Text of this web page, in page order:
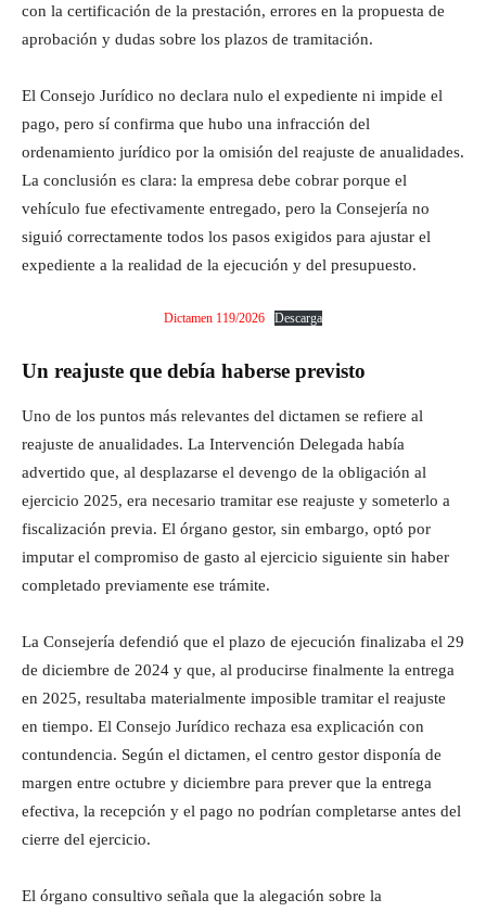
con la certificación de la prestación, errores en la propuesta de
aprobación y dudas sobre los plazos de tramitación.
El Consejo Jurídico no declara nulo el expediente ni impide el
pago, pero sí confirma que hubo una infracción del
ordenamiento jurídico por la omisión del reajuste de anualidades.
La conclusión es clara: la empresa debe cobrar porque el
vehículo fue efectivamente entregado, pero la Consejería no
siguió correctamente todos los pasos exigidos para ajustar el
expediente a la realidad de la ejecución y del presupuesto.
Dictamen 119/2026 Descarga
Un reajuste que debía haberse previsto
Uno de los puntos más relevantes del dictamen se refiere al
reajuste de anualidades. La Intervención Delegada había
advertido que, al desplazarse el devengo de la obligación al
ejercicio 2025, era necesario tramitar ese reajuste y someterlo a
fiscalización previa. El órgano gestor, sin embargo, optó por
imputar el compromiso de gasto al ejercicio siguiente sin haber
completado previamente ese trámite.
La Consejería defendió que el plazo de ejecución finalizaba el 29
de diciembre de 2024 y que, al producirse finalmente la entrega
en 2025, resultaba materialmente imposible tramitar el reajuste
en tiempo. El Consejo Jurídico rechaza esa explicación con
contundencia. Según el dictamen, el centro gestor disponía de
margen entre octubre y diciembre para prever que la entrega
efectiva, la recepción y el pago no podrían completarse antes del
cierre del ejercicio.
El órgano consultivo señala que la alegación sobre la